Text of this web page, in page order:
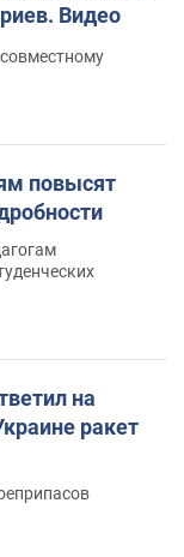
Видео
повысят
на
ракет